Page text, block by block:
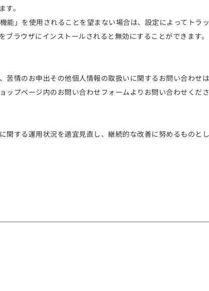
。
能」を使用されることを望まない場合は、設定によってトラ
ラウザにインストールされると無効にすることができます。
苦情のお申出その他個人情報の取扱いに関するお問い合わせ
ップページ内のお問い合わせフォームよりお問い合わせくださ
関する運用状況を適宜見直し、継続的な改善に努めるものと